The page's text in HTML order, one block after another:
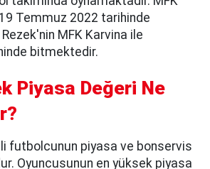
19 Temmuz 2022 tarihinde
Rezek'nin MFK Karvina ile
bitmektedir.
Piyasa Değeri Ne
futbolcunun piyasa ve bonservis
Oyuncusunun en yüksek piyasa